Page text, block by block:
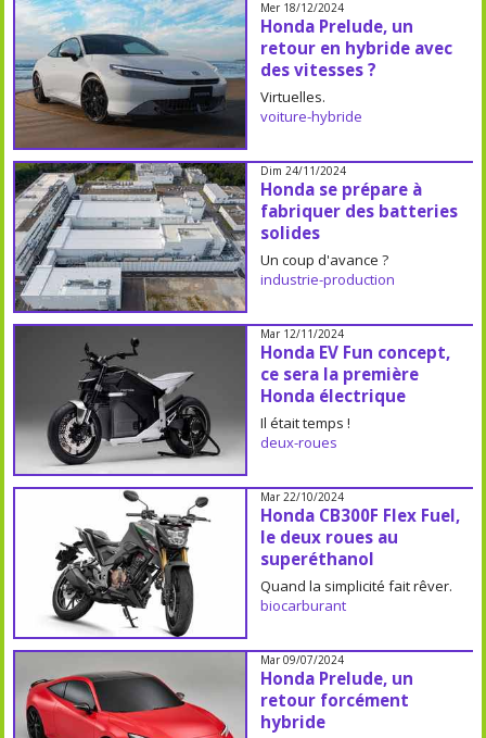
Mer 18/12/2024
Honda Prelude, un
retour en hybride avec
des vitesses ?
Virtuelles.
voiture-hybride
Dim 24/11/2024
Honda se prépare à
fabriquer des batteries
solides
Un coup d'avance ?
industrie-production
Mar 12/11/2024
Honda EV Fun concept,
ce sera la première
Honda électrique
Il était temps !
deux-roues
Mar 22/10/2024
Honda CB300F Flex Fuel,
le deux roues au
superéthanol
Quand la simplicité fait rêver.
biocarburant
Mar 09/07/2024
Honda Prelude, un
retour forcément
hybride